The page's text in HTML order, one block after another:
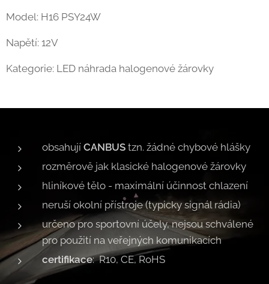
Model: H16 PSY24W
Napětí: 12V
Kategorie: LED náhrada halogenové žárovky
obsahují CANBUS tzn. žádné chybové hlášky
rozměrově jak klasické halogenové žárovky
hliníkové tělo - maximální účinnost chlazení
neruší okolní přístroje (typicky signál rádia)
určeno pro sportovní účely, nejsou schválené
pro použití na veřejných komunikacích
certifikace: R10, CE, RoHS